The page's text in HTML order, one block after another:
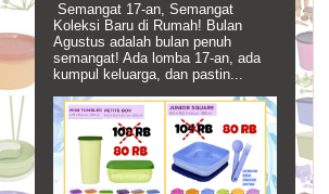
Semangat 17-an, Semangat
Koleksi Baru di Rumah! Bulan
Agustus adalah bulan penuh
semangat! Ada lomba 17-an, ada
kumpul keluarga, dan pastin...